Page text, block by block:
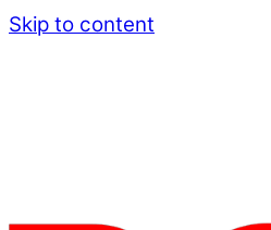
Skip to content